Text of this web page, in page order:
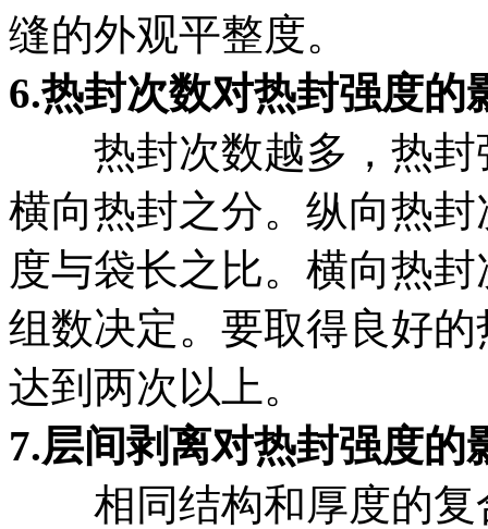
缝的外观平整度。
6.热封次数对热封强度的
热封次数越多，热
横向热封之分。纵向热
度与袋长之比。横向热
组数决定。要取得良好
达到两次以上。
7.层间剥离对热封强度的
相同结构和厚度的